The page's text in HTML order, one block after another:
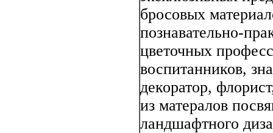
бросовых
познавательно-
цветочных
воспитанников,
декоратор,
из матералов
ландшафтного